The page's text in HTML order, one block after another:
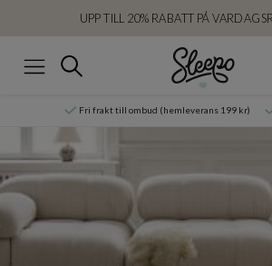
UPP TILL 20% RABATT PÅ
Sök
Fri frakt till ombud (hemleverans 199 kr)